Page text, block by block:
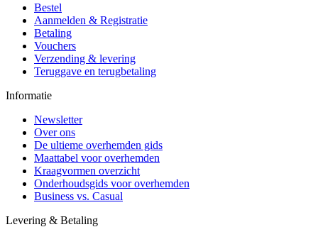
Bestel
Aanmelden & Registratie
Betaling
Vouchers
Verzending & levering
Teruggave en terugbetaling
Informatie
Newsletter
Over ons
De ultieme overhemden gids
Maattabel voor overhemden
Kraagvormen overzicht
Onderhoudsgids voor overhemden
Business vs. Casual
Levering & Betaling